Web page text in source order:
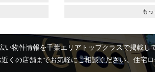
も
物件情報を千葉エリアトップクラスで掲載し
くの店舗までお気軽にご相談ください。住宅